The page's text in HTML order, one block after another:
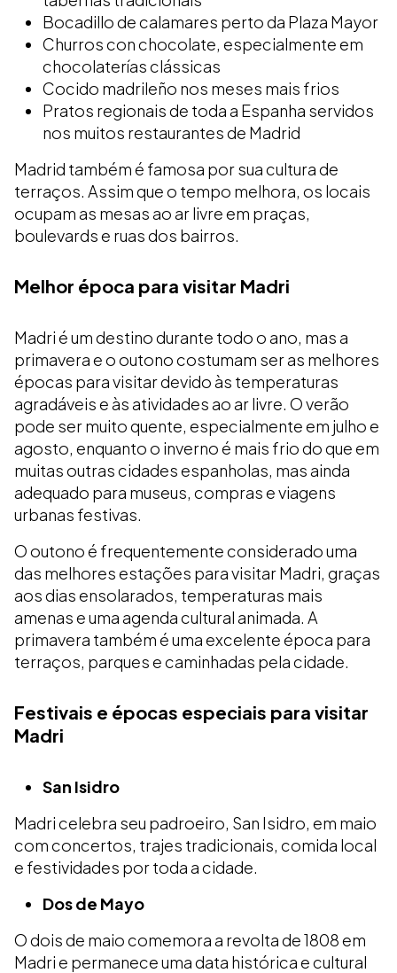
Bocadillo de calamares perto da Plaza Mayor
Churros con chocolate, especialmente em
chocolaterías clássicas
Cocido madrileño nos meses mais frios
Pratos regionais de toda a Espanha servidos
nos muitos restaurantes de Madrid
Madrid também é famosa por sua cultura de
terraços. Assim que o tempo melhora, os locais
ocupam as mesas ao ar livre em praças,
boulevards e ruas dos bairros.
Melhor época para visitar Madri
Madri é um destino durante todo o ano, mas a
primavera e o outono costumam ser as melhores
épocas para visitar devido às temperaturas
agradáveis e às atividades ao ar livre. O verão
pode ser muito quente, especialmente em julho e
agosto, enquanto o inverno é mais frio do que em
muitas outras cidades espanholas, mas ainda
adequado para museus, compras e viagens
urbanas festivas.
O outono é frequentemente considerado uma
das melhores estações para visitar Madri, graças
aos dias ensolarados, temperaturas mais
amenas e uma agenda cultural animada. A
primavera também é uma excelente época para
terraços, parques e caminhadas pela cidade.
Festivais e épocas especiais para visitar
Madri
San Isidro
Madri celebra seu padroeiro, San Isidro, em maio
com concertos, trajes tradicionais, comida local
e festividades por toda a cidade.
Dos de Mayo
O dois de maio comemora a revolta de 1808 em
Madri e permanece uma data histórica e cultural